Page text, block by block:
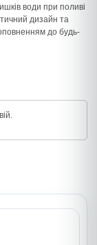
води при поливі
дизайн та
до будь-